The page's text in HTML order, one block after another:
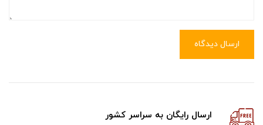
ارسال دیدگاه
ارسال رایگان به سراسر کشور